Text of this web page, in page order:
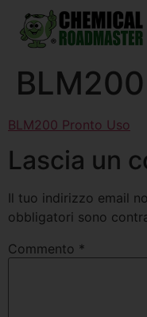
BLM200 Pronto Uso
Lascia un
Il tuo indirizzo email
obbligatori sono
Commento *